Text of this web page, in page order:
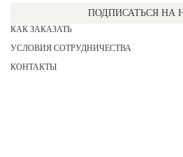
ПОДПИСАТЬСЯ НА
КАК ЗАКАЗАТЬ
УСЛОВИЯ СОТРУДНИЧЕСТВА
КОНТАКТЫ